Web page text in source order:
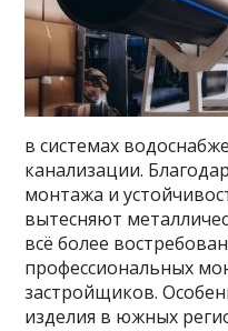
в системах
канализации.
монтажа и
вытесняют
всё более
профессиональных
застройщиков.
изделия в южных